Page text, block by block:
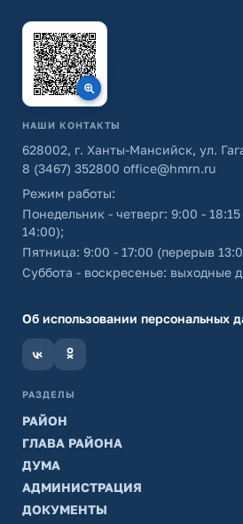
НАШИ КОНТАКТЫ
628002, г. Ханты-Мансийск, ул.
8 (3467) 352800 office@hmrn.ru
Режим работы:
Понедельник - четверг: 9:00 -
14:00);
Пятница: 9:00 - 17:00 (перерыв
Суббота - воскресенье: выходные
Об использовании персональных
РАЗДЕЛЫ
РАЙОН
ГЛАВА РАЙОНА
ДУМА
АДМИНИСТРАЦИЯ
ДОКУМЕНТЫ